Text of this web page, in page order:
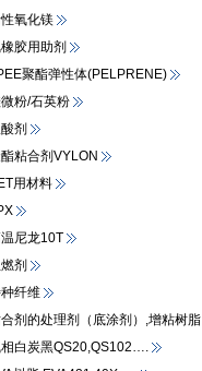
氧化镁
胶用助剂
聚酯弹性体(PELPRENE)
粉/石英粉
剂
粘合剂VYLON
用材料
尼龙10T
剂
纤维
剂的处理剂（底涂剂）,增粘树脂
白炭黑QS20,QS102….